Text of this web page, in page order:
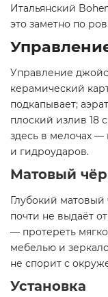
Итальянский
это заметно по
Управление
керамический
подкапывает;
плоский излив 18
здесь в мелочах
и гидроударов.
Матовый
Глубокий
почти не выдаёт
— протереть
мебелью и
не спорит с
Установка